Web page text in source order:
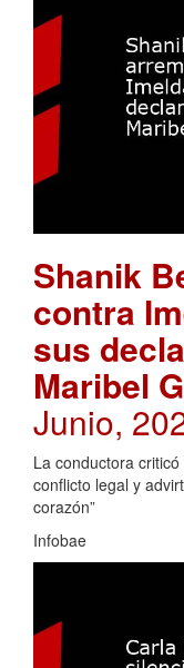
Shanik
contra
sus
Maribel
Junio,
La conductora
conflicto legal y
corazón”
Infobae